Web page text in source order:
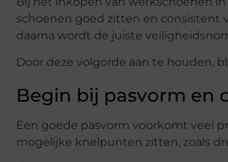
schoenen goed zitten en consistent
daarna wordt de juiste
Door deze volgorde aan te houden,
Begin bij pasvorm en
Een goede pasvorm voorkomt veel
mogelijke knelpunten zitten, zoals